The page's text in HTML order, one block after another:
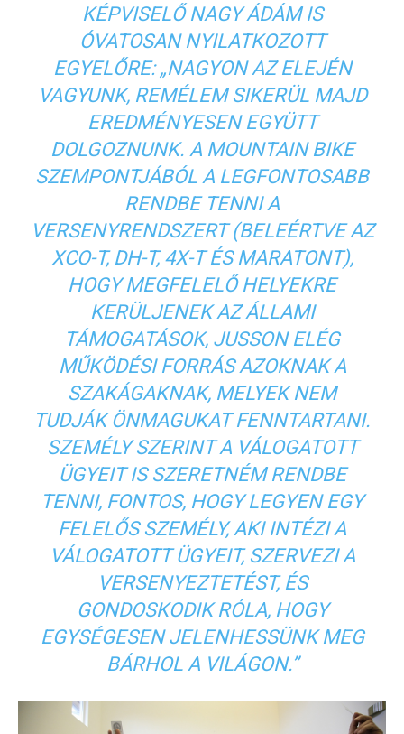
KÉPVISELŐ NAGY ÁDÁM IS
ÓVATOSAN NYILATKOZOTT
EGYELŐRE: „NAGYON AZ ELEJÉN
VAGYUNK, REMÉLEM SIKERÜL MAJD
EREDMÉNYESEN EGYÜTT
DOLGOZNUNK. A MOUNTAIN BIKE
SZEMPONTJÁBÓL A LEGFONTOSABB
RENDBE TENNI A
VERSENYRENDSZERT (BELEÉRTVE AZ
XCO-T, DH-T, 4X-T ÉS MARATONT),
HOGY MEGFELELŐ HELYEKRE
KERÜLJENEK AZ ÁLLAMI
TÁMOGATÁSOK, JUSSON ELÉG
MŰKÖDÉSI FORRÁS AZOKNAK A
SZAKÁGAKNAK, MELYEK NEM
TUDJÁK ÖNMAGUKAT FENNTARTANI.
SZEMÉLY SZERINT A VÁLOGATOTT
ÜGYEIT IS SZERETNÉM RENDBE
TENNI, FONTOS, HOGY LEGYEN EGY
FELELŐS SZEMÉLY, AKI INTÉZI A
VÁLOGATOTT ÜGYEIT, SZERVEZI A
VERSENYEZTETÉST, ÉS
GONDOSKODIK RÓLA, HOGY
EGYSÉGESEN JELENHESSÜNK MEG
BÁRHOL A VILÁGON.”